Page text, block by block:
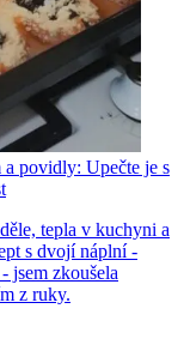
a povidly: Upečte je s
tepla v kuchyni a
s dvojí náplní -
jsem zkoušela
z ruky.